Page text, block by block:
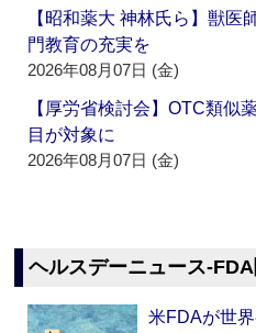
【昭和薬大 神林氏ら】獣医
門教育の充実を
2026年08月07日 (金)
【厚労省検討会】OTC類似
目が対象に
2026年08月07日 (金)
ヘルスデーニュース‐FDA
米FDAが世